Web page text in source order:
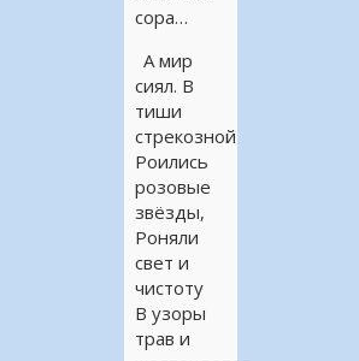
сора…
А мир
сиял. В
тиши
стрекозной
Роились
розовые
звёзды,
Роняли
свет и
чистоту
В узоры
трав и